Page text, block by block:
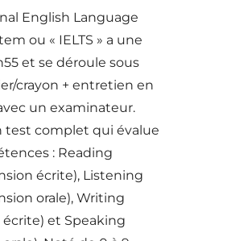
English Language
ou « IELTS » a une
et se déroule sous
crayon + entretien en
un examinateur.
test complet qui évalue
: Reading
écrite), Listening
orale), Writing
écrite) et Speaking